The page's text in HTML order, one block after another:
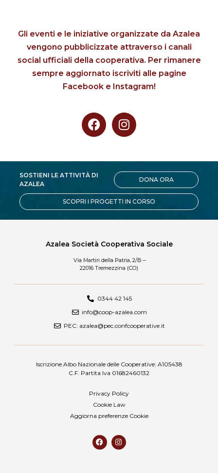
Gli eventi e le iniziative organizzate da Azalea
vengono pubblicizzate attraverso i canali
social ufficiali della cooperativa. Per rimanere
sempre aggiornato iscriviti alle pagine
Facebook e Instagram!
SOSTIENI LE ATTIVITÀ DI
AZALEA
DONA ORA
SCOPRI I PROGETTI IN CORSO
Azalea Società Cooperativa Sociale
Via Martiri della Patria, 2/B –
22016 Tremezzina (CO)
0344 42 145
info@coop-azalea.com
PEC: azalea@pec.confcooperative.it
Iscrizione Albo Nazionale delle Cooperative: A105438
C.F. Partita Iva 01682460132
Privacy Policy
Cookie Law
Aggiorna preferenze Cookie